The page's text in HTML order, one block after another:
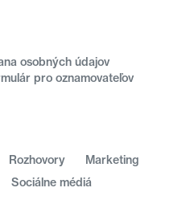
Rozhovory
Marketing
Sociálne médiá
osobných údajov
pro oznamovateľov